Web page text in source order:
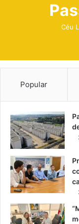
Céu
Popular